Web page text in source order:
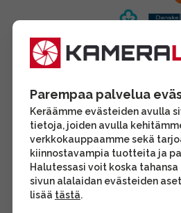
Parempaa palvelua
Keräämme evästeiden avulla
tietoja, joiden avulla
verkkokauppaamme sekä
kiinnostavampia tuotteita ja
Halutessasi voit koska
sivun alalaidan evästeiden
lisää tästä.